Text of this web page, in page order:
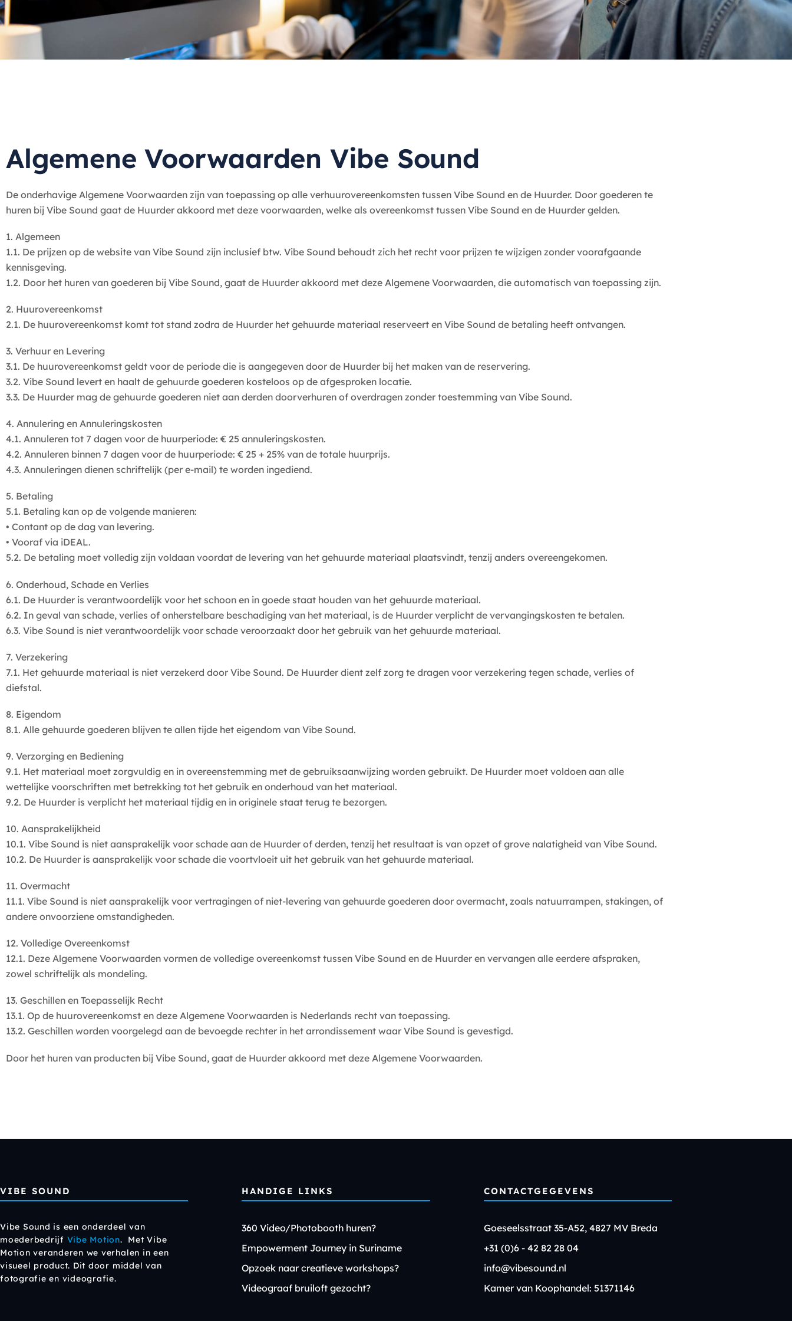
Algemene Voorwaarden Vibe Sound
De onderhavige Algemene Voorwaarden zijn van toepassing op alle verhuurovereenkomsten tussen Vibe Sound en de Huurder. Door goederen te
huren bij Vibe Sound gaat de Huurder akkoord met deze voorwaarden, welke als overeenkomst tussen Vibe Sound en de Huurder gelden.
1. Algemeen
1.1. De prijzen op de website van Vibe Sound zijn inclusief btw. Vibe Sound behoudt zich het recht voor prijzen te wijzigen zonder voorafgaande
kennisgeving.
1.2. Door het huren van goederen bij Vibe Sound, gaat de Huurder akkoord met deze Algemene Voorwaarden, die automatisch van toepassing zijn.
2. Huurovereenkomst
2.1. De huurovereenkomst komt tot stand zodra de Huurder het gehuurde materiaal reserveert en Vibe Sound de betaling heeft ontvangen.
3. Verhuur en Levering
3.1. De huurovereenkomst geldt voor de periode die is aangegeven door de Huurder bij het maken van de reservering.
3.2. Vibe Sound levert en haalt de gehuurde goederen kosteloos op de afgesproken locatie.
3.3. De Huurder mag de gehuurde goederen niet aan derden doorverhuren of overdragen zonder toestemming van Vibe Sound.
4. Annulering en Annuleringskosten
4.1. Annuleren tot 7 dagen voor de huurperiode: € 25 annuleringskosten.
4.2. Annuleren binnen 7 dagen voor de huurperiode: € 25 + 25% van de totale huurprijs.
4.3. Annuleringen dienen schriftelijk (per e-mail) te worden ingediend.
5. Betaling
5.1. Betaling kan op de volgende manieren:
• Contant op de dag van levering.
• Vooraf via iDEAL.
5.2. De betaling moet volledig zijn voldaan voordat de levering van het gehuurde materiaal plaatsvindt, tenzij anders overeengekomen.
6. Onderhoud, Schade en Verlies
6.1. De Huurder is verantwoordelijk voor het schoon en in goede staat houden van het gehuurde materiaal.
6.2. In geval van schade, verlies of onherstelbare beschadiging van het materiaal, is de Huurder verplicht de vervangingskosten te betalen.
6.3. Vibe Sound is niet verantwoordelijk voor schade veroorzaakt door het gebruik van het gehuurde materiaal.
7. Verzekering
7.1. Het gehuurde materiaal is niet verzekerd door Vibe Sound. De Huurder dient zelf zorg te dragen voor verzekering tegen schade, verlies of
diefstal.
8. Eigendom
8.1. Alle gehuurde goederen blijven te allen tijde het eigendom van Vibe Sound.
9. Verzorging en Bediening
9.1. Het materiaal moet zorgvuldig en in overeenstemming met de gebruiksaanwijzing worden gebruikt. De Huurder moet voldoen aan alle
wettelijke voorschriften met betrekking tot het gebruik en onderhoud van het materiaal.
9.2. De Huurder is verplicht het materiaal tijdig en in originele staat terug te bezorgen.
10. Aansprakelijkheid
10.1. Vibe Sound is niet aansprakelijk voor schade aan de Huurder of derden, tenzij het resultaat is van opzet of grove nalatigheid van Vibe Sound.
10.2. De Huurder is aansprakelijk voor schade die voortvloeit uit het gebruik van het gehuurde materiaal.
11. Overmacht
11.1. Vibe Sound is niet aansprakelijk voor vertragingen of niet-levering van gehuurde goederen door overmacht, zoals natuurrampen, stakingen, of
andere onvoorziene omstandigheden.
12. Volledige Overeenkomst
12.1. Deze Algemene Voorwaarden vormen de volledige overeenkomst tussen Vibe Sound en de Huurder en vervangen alle eerdere afspraken,
zowel schriftelijk als mondeling.
13. Geschillen en Toepasselijk Recht
13.1. Op de huurovereenkomst en deze Algemene Voorwaarden is Nederlands recht van toepassing.
13.2. Geschillen worden voorgelegd aan de bevoegde rechter in het arrondissement waar Vibe Sound is gevestigd.
Door het huren van producten bij Vibe Sound, gaat de Huurder akkoord met deze Algemene Voorwaarden.
VIBE SOUND
Vibe Sound is een onderdeel van
moederbedrijf Vibe Motion. Met Vibe
Motion veranderen we verhalen in een
visueel product. Dit door middel van
fotografie en videografie.
HANDIGE LINKS
360 Video/Photobooth huren?
Empowerment Journey in Suriname
Opzoek naar creatieve workshops?
Videograaf bruiloft gezocht?
CONTACTGEGEVENS
Goeseelsstraat 35-A52, 4827 MV Breda
+31 (0)6 - 42 82 28 04
info@vibesound.nl
Kamer van Koophandel: 51371146